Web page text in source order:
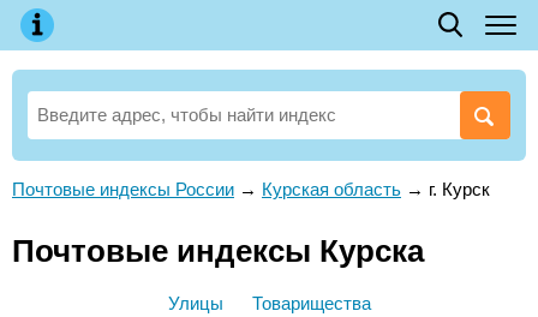
Почтовые индексы России → Курская область → г. Курск
Почтовые индексы Курска
Улицы Товарищества